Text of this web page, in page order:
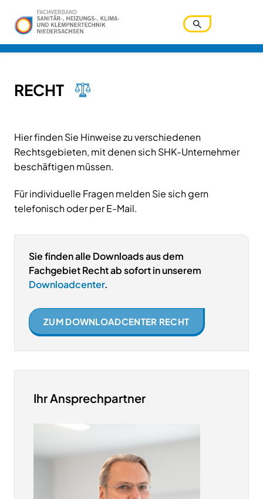
Benutzername
Passwort
Passwort vergessen?
Ihre Zugangsdaten werden über den Zentralverband
RECHT
Hier finden Sie Hinweise zu verschiedenen
Rechtsgebieten, mit denen sich SHK-Unternehmer
beschäftigen müssen.
Für individuelle Fragen melden Sie sich gern
telefonisch oder per E-Mail.
Sie finden alle Downloads aus dem
Fachgebiet Recht ab sofort in unserem
Downloadcenter.
ZUM DOWNLOADCENTER RECHT
Ihr Ansprechpartner